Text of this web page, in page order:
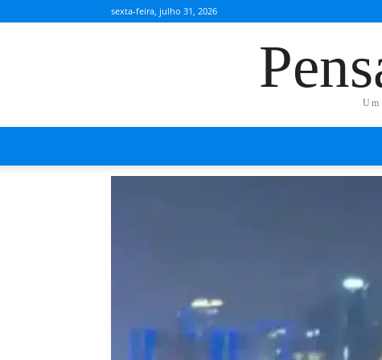
sexta-feira, julho 31, 2026